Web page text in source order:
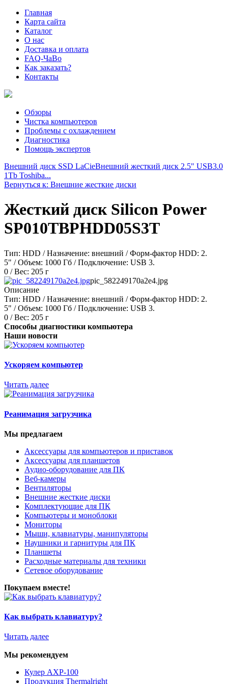
Главная
Карта сайта
Каталог
О нас
Доставка и оплата
FAQ-ЧаВо
Как заказать?
Контакты
Обзоры
Чистка компьютеров
Проблемы с охлаждением
Диагностика
Помощь экспертов
Внешний диск SSD LaCieВнешний жесткий диск 2.5" USB3.0
1Tb Toshiba...
Вернуться к: Внешние жесткие диски
Жесткий диск Silicon Power
SP010TBPHDD05S3T
Тип: HDD / Назначение: внешний / Форм-фактор HDD: 2.
5" / Объем: 1000 Гб / Подключение: USB 3.
0 / Вес: 205 г
pic_582249170a2e4.jpg
Описание
Тип: HDD / Назначение: внешний / Форм-фактор HDD: 2.
5" / Объем: 1000 Гб / Подключение: USB 3.
0 / Вес: 205 г
Способы диагностики компьютера
Наши новости
Ускоряем компьютер
Читать далее
Реанимация загрузчика
Мы предлагаем
Аксессуары для компьютеров и приставок
Аксессуары для планшетов
Аудио-оборудование для ПК
Веб-камеры
Вентиляторы
Внешние жесткие диски
Комплектующие для ПК
Компьютеры и моноблоки
Мониторы
Мыши, клавиатуры, манипуляторы
Наушники и гарнитуры для ПК
Планшеты
Расходные материалы для техники
Сетевое оборудование
Покупаем вместе!
Как выбрать клавиатуру?
Читать далее
Мы рекомендуем
Кулер AXP-100
Продукция Thermalright